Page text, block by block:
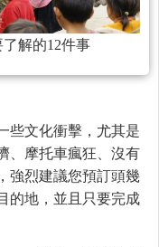
解的12件事
些文化衝擊，尤其是
、摩托車瘋狂、沒有
強烈建議您預訂頭幾
的地，並且只要完成